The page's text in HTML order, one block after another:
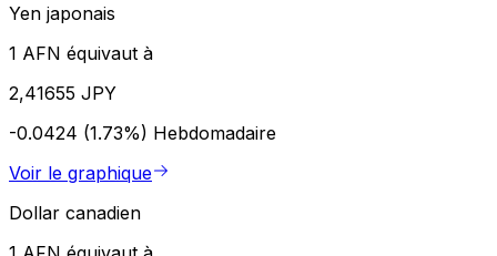
Yen japonais
1 AFN équivaut à
2,41655 JPY
-0.0424 (1.73%) Hebdomadaire
Voir le graphique
Dollar canadien